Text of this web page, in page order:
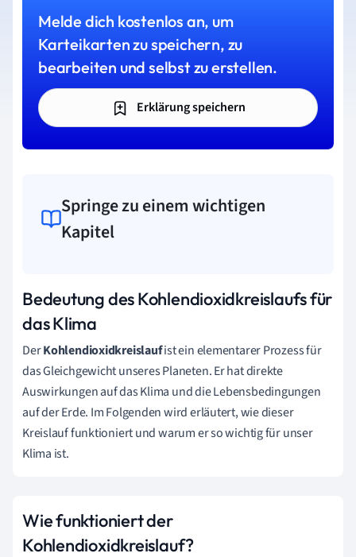
Melde dich kostenlos an, um
Karteikarten zu speichern, zu
bearbeiten und selbst zu erstellen.
Erklärung speichern
Springe zu einem wichtigen
Kapitel
Bedeutung des Kohlendioxidkreislaufs für
das Klima
DerKohlendioxidkreislaufist ein elementarer Prozess für
das Gleichgewicht unseres Planeten. Er hat direkte
Auswirkungen auf das Klima und die Lebensbedingungen
auf der Erde. Im Folgenden wird erläutert, wie dieser
Kreislauf funktioniert und warum er so wichtig für unser
Klima ist.
Wie funktioniert der
Kohlendioxidkreislauf?